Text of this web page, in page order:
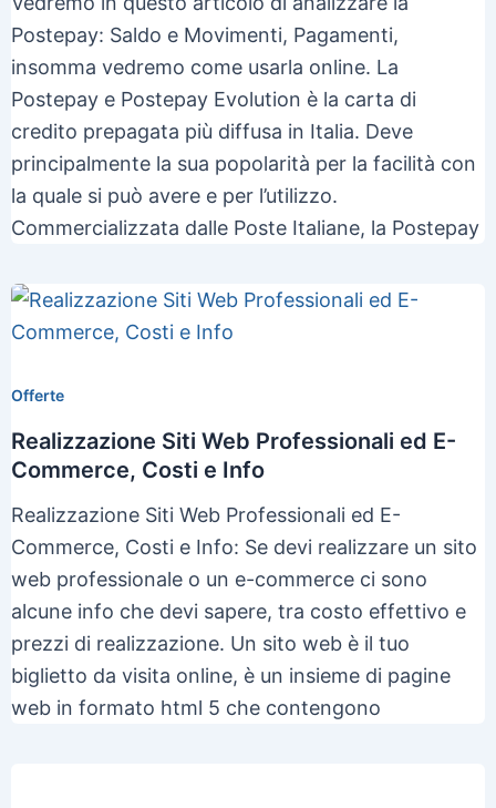
Postepay: Saldo e Movimenti, Pagamenti,
insomma vedremo come usarla online. La
Postepay e Postepay Evolution è la carta di
credito prepagata più diffusa in Italia. Deve
principalmente la sua popolarità per la facilità con
la quale si può avere e per l’utilizzo.
Commercializzata dalle Poste Italiane, la Postepay
Offerte
Realizzazione Siti Web Professionali ed E-
Commerce, Costi e Info
Realizzazione Siti Web Professionali ed E-
Commerce, Costi e Info: Se devi realizzare un sito
web professionale o un e-commerce ci sono
alcune info che devi sapere, tra costo effettivo e
prezzi di realizzazione. Un sito web è il tuo
biglietto da visita online, è un insieme di pagine
web in formato html 5 che contengono